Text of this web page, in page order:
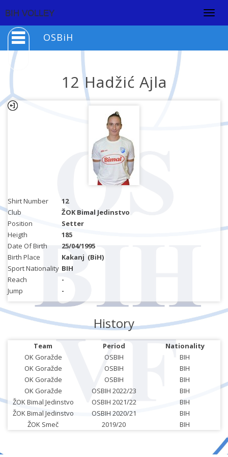
BIH VOLLEY
OSBiH
12 Hadžić Ajla
Shirt Number
12
Club
ŽOK Bimal Jedinstvo
Position
Setter
Heigth
185
Date Of Birth
25/04/1995
Birth Place
Kakanj (BiH)
Sport Nationality BIH
Reach
-
Jump
-
History
Team Period
Nationality
OK Goražde
OSBIH
BIH
OK Goražde
OSBIH
BIH
OK Goražde
OSBIH
BIH
OK Goražde
OSBIH 2022/23
BIH
ŽOK Bimal Jedinstvo
OSBIH 2021/22
BIH
ŽOK Bimal Jedinstvo
OSBIH 2020/21
BIH
ŽOK Smeč
2019/20 BIH